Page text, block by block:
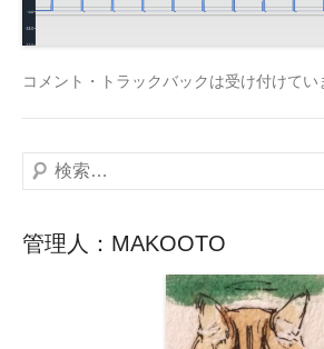
コメント・トラックバックは受け付けてい
検
管理人：MAKOOTO